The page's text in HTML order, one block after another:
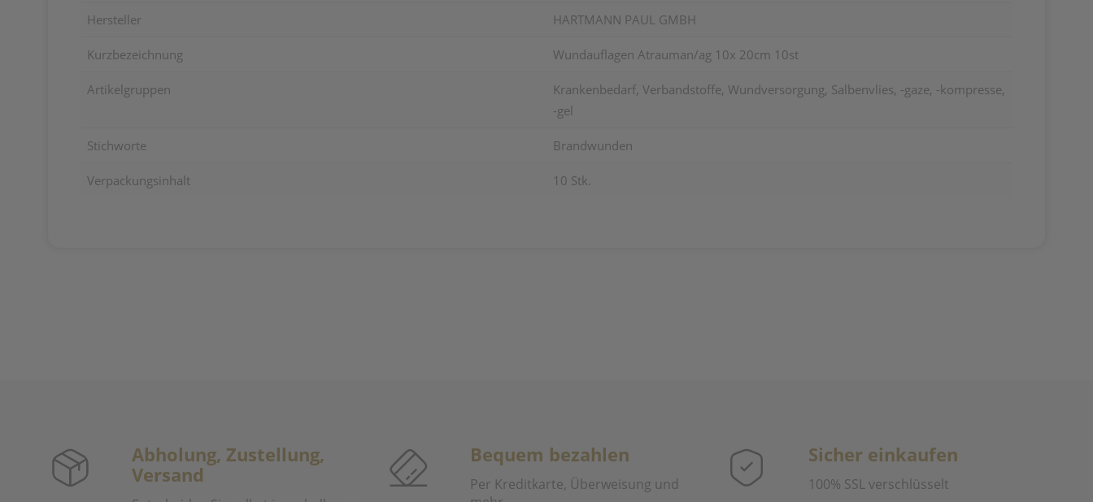
Hersteller HARTMANN PAUL GMBH
Kurzbezeichnung Wundauflagen Atrauman/ag 10x 20cm 10st
Artikelgruppen
Krankenbedarf, Verbandstoffe, Wundversorgung, Salbenvlies, -gaze, -kompresse,
-gel
Stichworte Brandwunden
Verpackungsinhalt 10 Stk.
Abholung, Zustellung,
Versand
Bequem bezahlen
Per Kreditkarte, Überweisung und
Sicher einkaufen
100% SSL verschlüsselt